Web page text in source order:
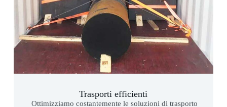
Trasporti efficienti
Ottimizziamo costantemente le soluzioni di trasporto